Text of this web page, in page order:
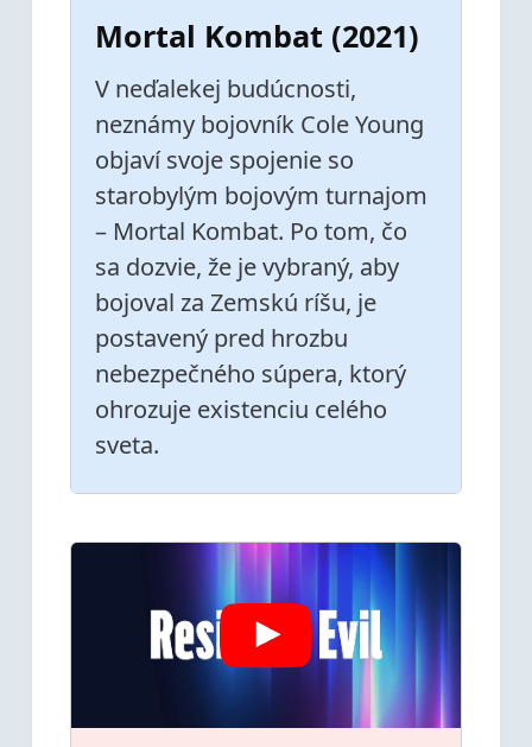
Mortal Kombat (2021)
V neďalekej budúcnosti,
neznámy bojovník Cole Young
objaví svoje spojenie so
starobylým bojovým turnajom
– Mortal Kombat. Po tom, čo
sa dozvie, že je vybraný, aby
bojoval za Zemskú ríšu, je
postavený pred hrozbu
nebezpečného súpera, ktorý
ohrozuje existenciu celého
sveta.